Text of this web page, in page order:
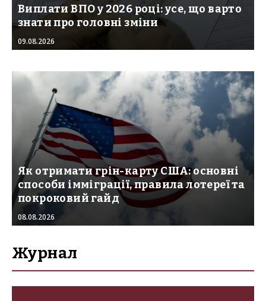
Виплати ВПО у 2026 році: усе, що варто
знати про головні зміни
09.08.2026
Як отримати грін-карту США: основні
способи імміграції, правила лотереї та
покроковий гайд
08.08.2026
Журнал